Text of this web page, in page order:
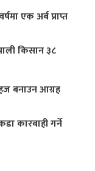
एक अर्ब प्राप्त
किसान ३८
बनाउन आग्रह
कारबाही गर्ने